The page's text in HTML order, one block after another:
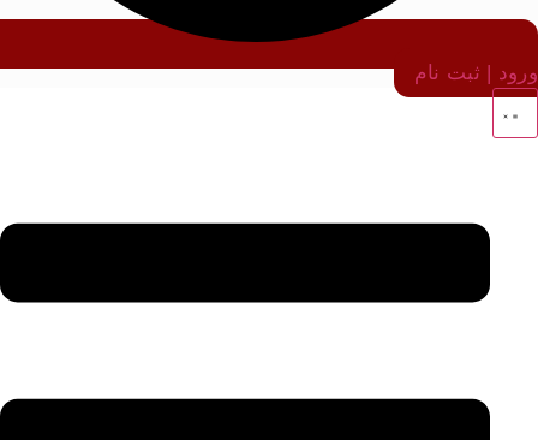
ورود | ثبت نام